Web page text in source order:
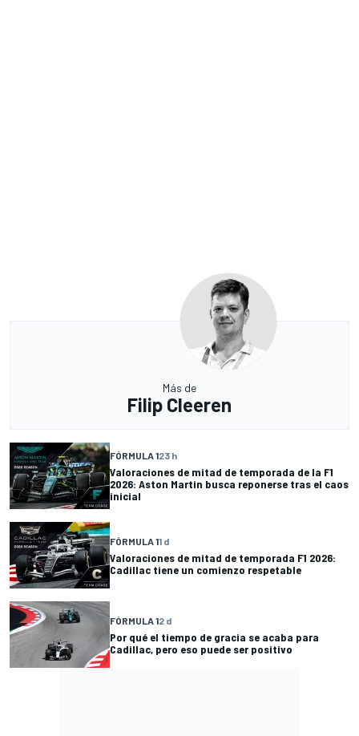
Más de
Filip Cleeren
FÓRMULA 123 h
Valoraciones de mitad de temporada de la F1
2026: Aston Martin busca reponerse tras el caos
inicial
FÓRMULA 11 d
Valoraciones de mitad de temporada F1 2026:
Cadillac tiene un comienzo respetable
FÓRMULA 12 d
Por qué el tiempo de gracia se acaba para
Cadillac, pero eso puede ser positivo